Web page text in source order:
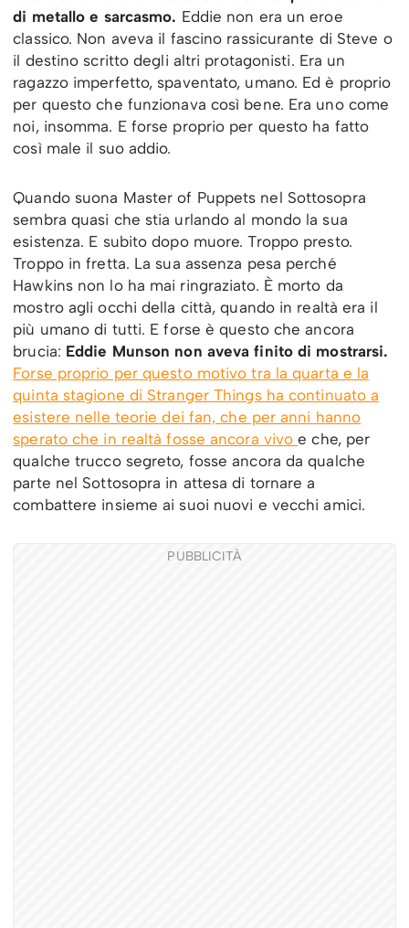
di metallo e sarcasmo. Eddie non era un eroe
classico. Non aveva il fascino rassicurante di Steve o
il destino scritto degli altri protagonisti. Era un
ragazzo imperfetto, spaventato, umano. Ed è proprio
per questo che funzionava così bene. Era uno come
noi, insomma. E forse proprio per questo ha fatto
così male il suo addio.
Quando suona Master of Puppets nel Sottosopra
sembra quasi che stia urlando al mondo la sua
esistenza. E subito dopo muore. Troppo presto.
Troppo in fretta. La sua assenza pesa perché
Hawkins non lo ha mai ringraziato. È morto da
mostro agli occhi della città, quando in realtà era il
più umano di tutti. E forse è questo che ancora
brucia: Eddie Munson non aveva finito di mostrarsi.
Forse proprio per questo motivo tra la quarta e la
quinta stagione di Stranger Things ha continuato a
esistere nelle teorie dei fan, che per anni hanno
sperato che in realtà fosse ancora vivoe che, per
qualche trucco segreto, fosse ancora da qualche
parte nel Sottosopra in attesa di tornare a
combattere insieme ai suoi nuovi e vecchi amici.
PUBBLICITÀ